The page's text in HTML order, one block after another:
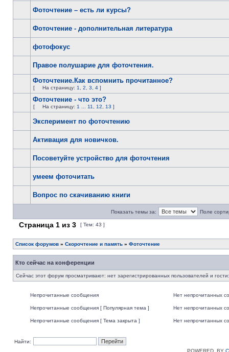
Фоточтение – есть ли курсы?
Фоточтение - дополнительная литература
фотофокус
Правое полушарие для фоточтения.
Фоточтение.Как вспомнить прочитанное?
[ На страницу: 1 2 3 4 ]
Фоточтение - что это?
[ На страницу: 1 11 12 13 ]
Эксперимент по фоточтению
Активация для новичков.
Посоветуйте устройство для фоточтения
умеем фоточитать
Вопрос по скачиванию книги
Показать темы за: Поле
Страница 1 из 3 [ Тем: 43 ]
Список форумов » Скорочтение и память » Фоточтение
Кто сейчас на конференции
Сейчас этот форум просматривают: нет зарегистрированных пользователей и
Непрочитанные сообщения Нет непрочитанных
Непрочитанные сообщения [ Популярная тема ] Нет непрочитанных
Непрочитанные сообщения [ Тема закрыта ] Нет непрочитанных
Найти:
POWERED_BY